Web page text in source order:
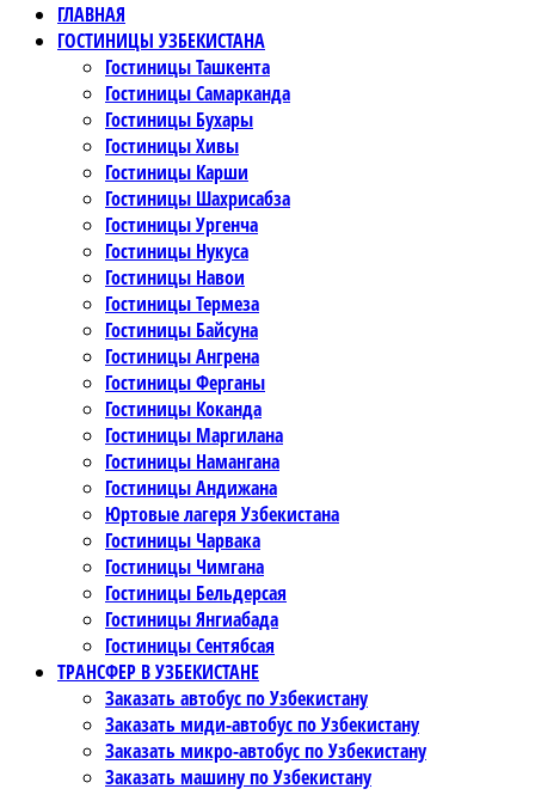
ГЛАВНАЯ
ГОСТИНИЦЫ УЗБЕКИСТАНА
Гостиницы Ташкента
Гостиницы Самарканда
Гостиницы Бухары
Гостиницы Хивы
Гостиницы Карши
Гостиницы Шахрисабза
Гостиницы Ургенча
Гостиницы Нукуса
Гостиницы Навои
Гостиницы Термеза
Гостиницы Байсуна
Гостиницы Ангрена
Гостиницы Ферганы
Гостиницы Коканда
Гостиницы Маргилана
Гостиницы Намангана
Гостиницы Андижана
Юртовые лагеря Узбекистана
Гостиницы Чарвака
Гостиницы Чимгана
Гостиницы Бельдерсая
Гостиницы Янгиабада
Гостиницы Сентябсая
ТРАНСФЕР В УЗБЕКИСТАНЕ
Заказать автобус по Узбекистану
Заказать миди-автобус по Узбекистану
Заказать микро-автобус по Узбекистану
Заказать машину по Узбекистану